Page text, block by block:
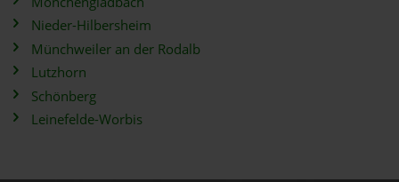
Nieder-Hilbersheim
Münchweiler an der Rodalb
Lutzhorn
Schönberg
Leinefelde-Worbis